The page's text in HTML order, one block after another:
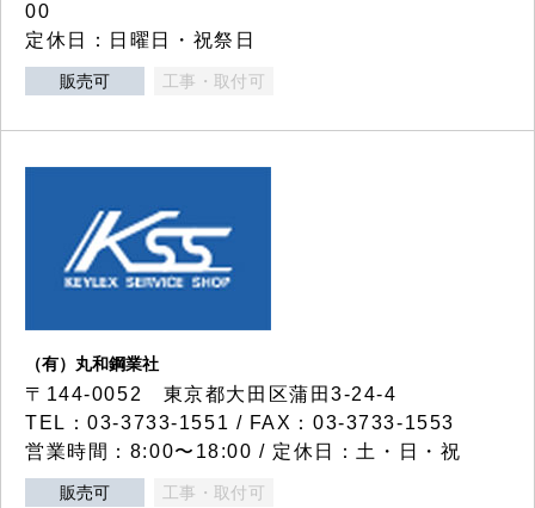
00
定休日：日曜日・祝祭日
販売可 工事・取付可
（有）丸和鋼業社
〒144-0052 東京都大田区蒲田3-24-4
TEL：03-3733-1551 / FAX：03-3733-1553
営業時間：8:00〜18:00 / 定休日：土・日・祝
販売可 工事・取付可